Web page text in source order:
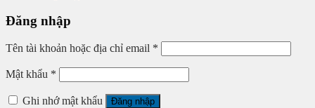
Đăng nhập
Tên tài khoản hoặc địa chỉ email *
Mật khẩu *
Ghi nhớ mật khẩu Đăng nhập